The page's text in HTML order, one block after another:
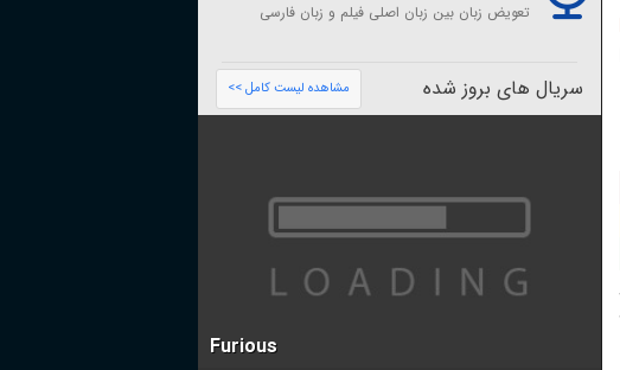
تعویض زبان بین زبان اصلی فیلم و زبان فارسی
سریال های بروز شده مشاهده لیست کامل >>
Furious